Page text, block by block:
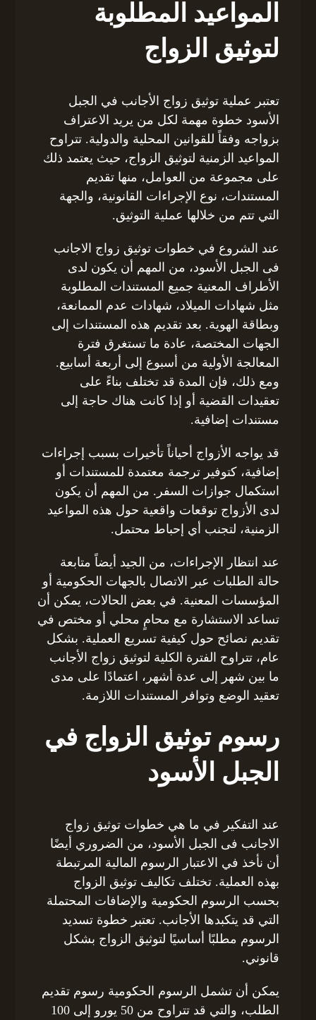
المواعيد المطلوبة
لتوثيق الزواج
تعتبر عملية توثيق زواج الأجانب في الجبل
الأسود خطوة مهمة لكل من يريد الاعتراف
بزواجه وفقاً للقوانين المحلية والدولية. تتراوح
المواعيد الزمنية لتوثيق الزواج، حيث يعتمد ذلك
على مجموعة من العوامل، منها تقديم
المستندات، نوع الإجراءات القانونية، والجهة
التي تتم من خلالها عملية التوثيق.
عند الشروع في خطوات توثيق زواج الاجانب
فى الجبل الأسود، من المهم أن يكون لدى
الأطراف المعنية جميع المستندات المطلوبة
مثل شهادات الميلاد، شهادات عدم الممانعة،
وبطاقة الهوية. بعد تقديم هذه المستندات إلى
الجهات المختصة، عادة ما تستغرق فترة
المعالجة الأولية من أسبوع إلى أربعة أسابيع.
ومع ذلك، فإن المدة قد تختلف بناءً على
تعقيدات القضية أو إذا كانت هناك حاجة إلى
مستندات إضافية.
قد يواجه الأزواج أحياناً تأخيرات بسبب إجراءات
إضافية، كتوفير ترجمة معتمدة للمستندات أو
استكمال جوازات السفر. من المهم أن يكون
لدى الأزواج توقعات واقعية حول هذه المواعيد
الزمنية، لتجنب أي إحباط محتمل.
عند انتظار الإجراءات، من الجيد أيضاً متابعة
حالة الطلبات عبر الاتصال بالجهات الحكومية أو
المؤسسات المعنية. في بعض الحالات، يمكن أن
تساعد الاستشارة مع محامٍ محلي أو مختص في
تقديم نصائح حول كيفية تسريع العملية. بشكل
عام، تتراوح الفترة الكلية لتوثيق زواج الأجانب
ما بين شهر إلى عدة أشهر، اعتمادًا على مدى
تعقيد الوضع وتوافر المستندات اللازمة.
رسوم توثيق الزواج في
الجبل الأسود
عند التفكير في ما هي خطوات توثيق زواج
الاجانب فى الجبل الأسود، من الضروري أيضًا
أن نأخذ في الاعتبار الرسوم المالية المرتبطة
بهذه العملية. تختلف تكاليف توثيق الزواج
بحسب الرسوم الحكومية والإضافات المحتملة
التي قد يتكبدها الأجانب. تعتبر خطوة تسديد
الرسوم مطلبًا أساسيًا لتوثيق الزواج بشكل
قانوني.
يمكن أن تشمل الرسوم الحكومية رسوم تقديم
الطلب، والتي قد تتراوح من 50 يورو إلى 100